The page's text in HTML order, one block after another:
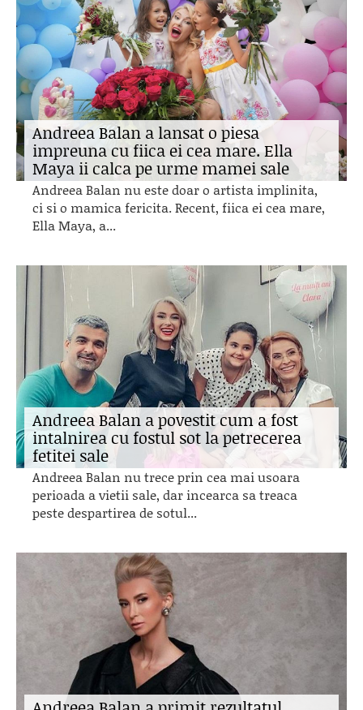
Andreea Balan a lansat o piesa
impreuna cu fiica ei cea mare. Ella
Maya ii calca pe urme mamei sale
Andreea Balan nu este doar o artista implinita,
ci si o mamica fericita. Recent, fiica ei cea mare,
Ella Maya, a...
Andreea Balan a povestit cum a fost
intalnirea cu fostul sot la petrecerea
fetitei sale
Andreea Balan nu trece prin cea mai usoara
perioada a vietii sale, dar incearca sa treaca
peste despartirea de sotul...